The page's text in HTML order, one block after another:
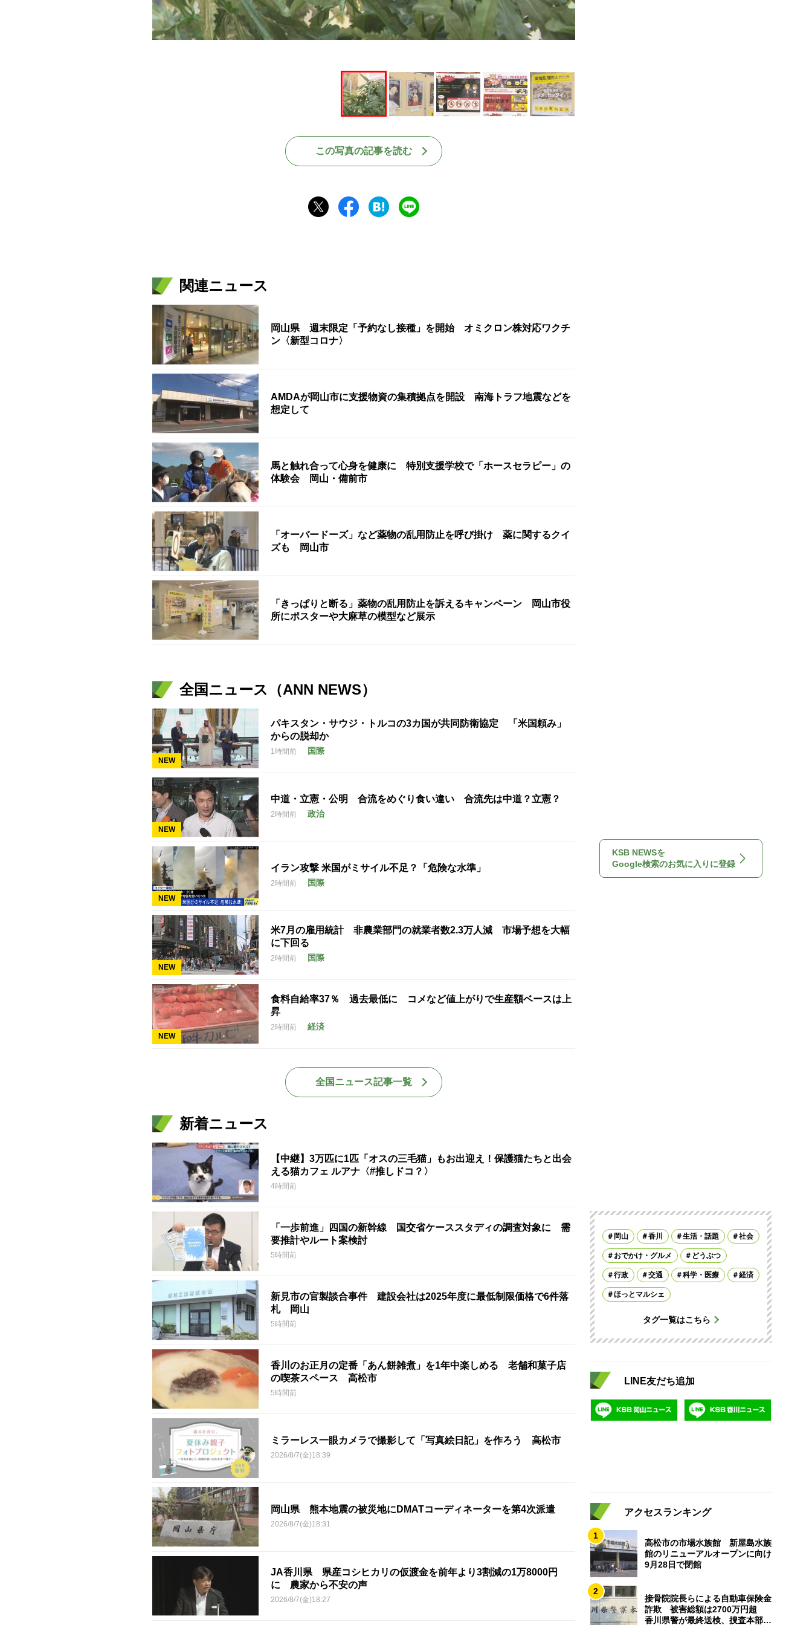
この写真の記事を読む
関連ニュース
岡山県 週末限定「予約なし接種」を開始 オミクロン株対応ワクチ
ン〈新型コロナ〉
AMDAが岡山市に支援物資の集積拠点を開設 南海トラフ地震などを
想定して
馬と触れ合って心身を健康に 特別支援学校で「ホースセラピー」の
体験会 岡山・備前市
「オーバードーズ」など薬物の乱用防止を呼び掛け 薬に関するクイ
ズも 岡山市
「きっぱりと断る」薬物の乱用防止を訴えるキャンペーン 岡山市役
所にポスターや大麻草の模型など展示
全国ニュース（ANN NEWS）
NEW
パキスタン・サウジ・トルコの3カ国が共同防衛協定 「米国頼み」
からの脱却か
1時間前 国際
NEW
中道・立憲・公明 合流をめぐり食い違い 合流先は中道？立憲？
2時間前 政治
NEW
イラン攻撃 米国がミサイル不足？「危険な水準」
2時間前 国際
NEW
米7月の雇用統計 非農業部門の就業者数2.3万人減 市場予想を大幅
に下回る
2時間前 国際
NEW
食料自給率37％ 過去最低に コメなど値上がりで生産額ベースは上
昇
2時間前 経済
全国ニュース記事一覧
新着ニュース
【中継】3万匹に1匹「オスの三毛猫」もお出迎え！保護猫たちと出会
える猫カフェ ルアナ〈#推しドコ？〉
4時間前
「一歩前進」四国の新幹線 国交省ケーススタディの調査対象に 需
要推計やルート案検討
5時間前
新見市の官製談合事件 建設会社は2025年度に最低制限価格で6件落
札 岡山
5時間前
香川のお正月の定番「あん餅雑煮」を1年中楽しめる 老舗和菓子店
の喫茶スペース 高松市
5時間前
ミラーレス一眼カメラで撮影して「写真絵日記」を作ろう 高松市
2026/8/7(金)18:39
岡山県 熊本地震の被災地にDMATコーディネーターを第4次派遣
2026/8/7(金)18:31
JA香川県 県産コシヒカリの仮渡金を前年より3割減の1万8000円
に 農家から不安の声
2026/8/7(金)18:27
KSB NEWSを
Google検索のお気に入りに登録
岡山 香川 生活・話題 社会
おでかけ・グルメ どうぶつ
行政 交通 科学・医療 経済
ほっとマルシェ
タグ一覧はこちら
LINE友だち追加
アクセスランキング
1
高松市の市場水族館 新屋島水族
館のリニューアルオープンに向け
9月28日で閉館
2
接骨院院長らによる自動車保険金
詐欺 被害総額は2700万円超
香川県警が最終送検、捜査本部解